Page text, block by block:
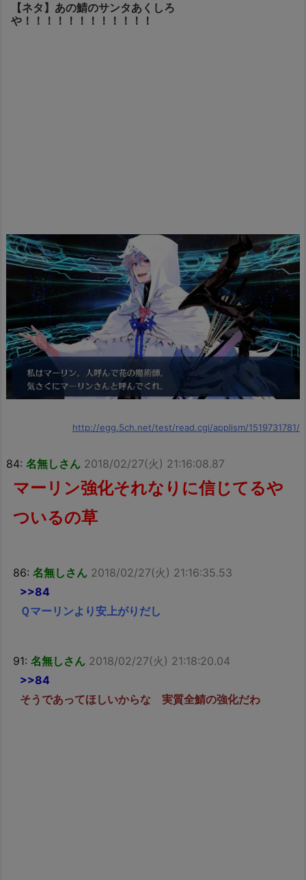
【ネタ】あの鯖のサンタあくしろ
や！！！！！！！！！！！！
http://egg.5ch.net/test/read.cgi/applism/1519731781/
84: 名無しさん 2018/02/27(火) 21:16:08.87
マーリン強化それなりに信じてるや
ついるの草
86: 名無しさん 2018/02/27(火) 21:16:35.53
>>84
Ｑマーリンより安上がりだし
91: 名無しさん 2018/02/27(火) 21:18:20.04
>>84
そうであってほしいからな 実質全鯖の強化だわ